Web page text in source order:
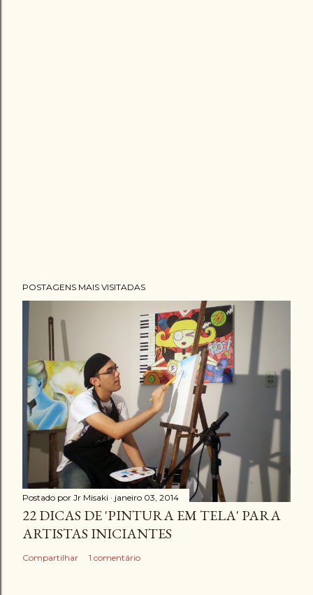
POSTAGENS MAIS VISITADAS
Postado por Jr Misaki janeiro 03, 2014
22 DICAS DE 'PINTURA EM TELA' PARA
ARTISTAS INICIANTES
Compartilhar 1 comentário